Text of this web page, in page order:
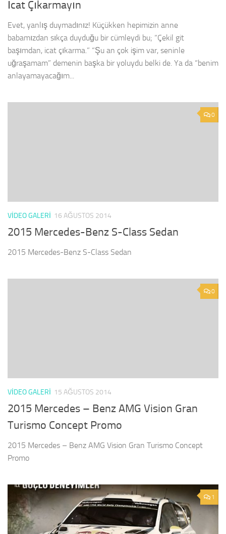
İcat Çıkarmayın
Evet, yanlış duymadınız! Küçükken hepimizin anne
babamızdan sıkça duyduğu bir cümleydi bu; “Çekil git
başımdan, icat çıkarma.” “Şu an çok işim var, seninle
uğraşamam” demenin başka bir yoluydu belki de. Ya da “benim
anlayamayacağım...
0
VIDEO GALERI 16 AĞUSTOS 2014
2015 Mercedes-Benz S-Class Sedan
2015 Mercedes-Benz S-Class Sedan
0
VIDEO GALERI 15 AĞUSTOS 2014
2015 Mercedes – Benz AMG Vision Gran
Turismo Concept Promo
2015 Mercedes – Benz AMG Vision Gran Turismo Concept
Promo
1